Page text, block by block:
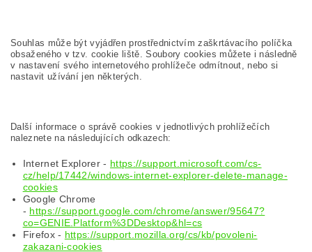
Souhlas může být vyjádřen prostřednictvím zaškrtávacího políčka
obsaženého v tzv. cookie liště. Soubory cookies můžete i následně
v nastavení svého internetového prohlížeče odmítnout, nebo si
nastavit užívání jen některých.
Další informace o správě cookies v jednotlivých prohlížečích
naleznete na následujících odkazech:
Internet Explorer - https://support.microsoft.com/cs-
cz/help/17442/windows-internet-explorer-delete-manage-
cookies
Google Chrome
- https://support.google.com/chrome/answer/95647?
co=GENIE.Platform%3DDesktop&hl=cs
Firefox - https://support.mozilla.org/cs/kb/povoleni-
zakazani-cookies